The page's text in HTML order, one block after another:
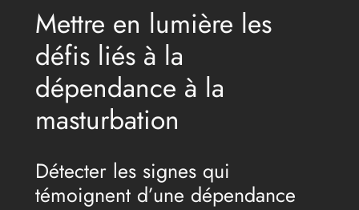
Mettre en lumière les
défis liés à la
dépendance à la
masturbation
Détecter les signes qui
témoignent d’une dépendance